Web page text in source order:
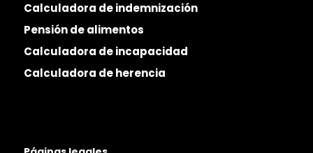
Calculadora de indemnización
Pensión de alimentos
Calculadora de incapacidad
Calculadora de herencia